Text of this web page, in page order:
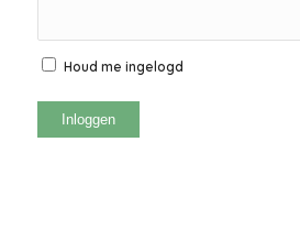
Houd me ingelogd
Inloggen